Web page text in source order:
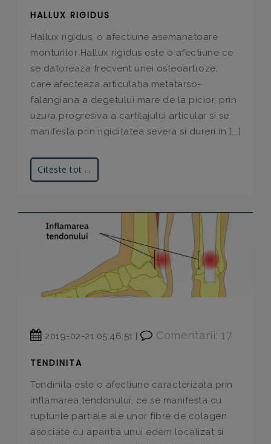
HALLUX RIGIDUS
Hallux rigidus, o afectiune asemanatoare
monturilor Hallux rigidus este o afectiune ce
se datoreaza frecvent unei osteoartroze,
care afecteaza articulatia metatarso-
falangiana a degetului mare de la picior, prin
uzura progresiva a cartilajului articular si se
manifesta prin rigiditatea severa si dureri in [...]
Citeste tot ...
2019-02-21 05:46:51 | Comentarii: 17
TENDINITA
Tendinita este o afectiune caracterizata prin
inflamarea tendonului, ce se manifesta cu
rupturile parțiale ale unor fibre de colagen
asociate cu aparitia unui edem localizat si